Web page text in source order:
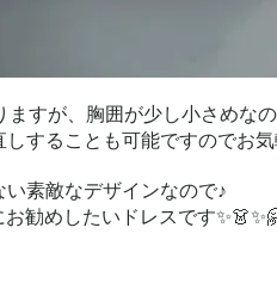
ますが、胸囲が少し小さめな
することも可能ですのでお
素敵なデザインなので♪
お勧めしたいドレスです✨👗✨🤗